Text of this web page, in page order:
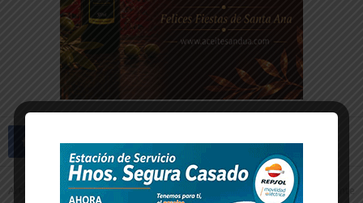
Artículo anterior Artículo siguiente